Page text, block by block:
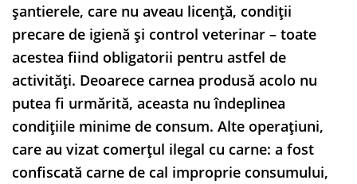
șantierele, care nu aveau licență, condiții
precare de igienă și control veterinar – toate
acestea fiind obligatorii pentru astfel de
activități. Deoarece carnea produsă acolo nu
putea fi urmărită, aceasta nu îndeplinea
condițiile minime de consum. Alte operațiuni,
care au vizat comerțul ilegal cu carne: a fost
confiscată carne de cal improprie consumului,